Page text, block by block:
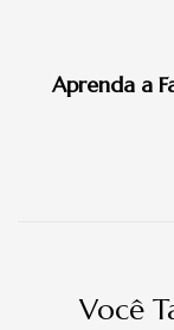
post
Aprenda a
Você